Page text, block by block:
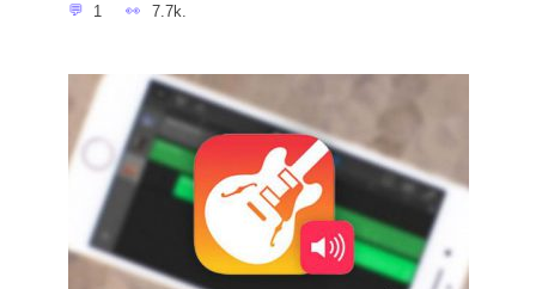
1 7.7k.